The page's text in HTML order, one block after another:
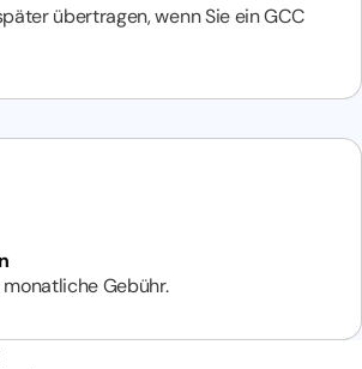
übertragen, wenn Sie ein GCC
monatliche Gebühr.